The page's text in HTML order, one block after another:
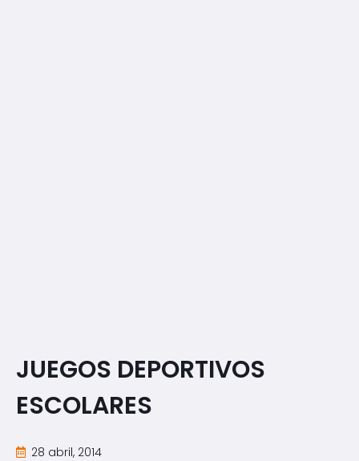
JUEGOS DEPORTIVOS
ESCOLARES
28 abril, 2014